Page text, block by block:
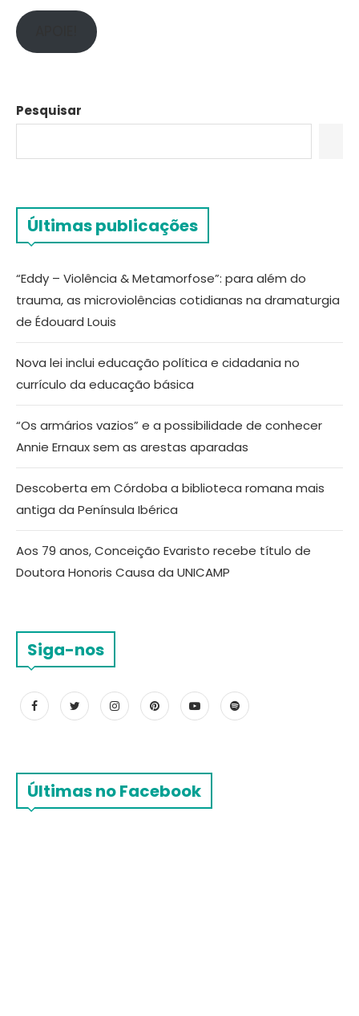
Pesquisar
Últimas publicações
“Eddy – Violência & Metamorfose”: para além do
trauma, as microviolências cotidianas na dramaturgia
de Édouard Louis
Nova lei inclui educação política e cidadania no
currículo da educação básica
“Os armários vazios” e a possibilidade de conhecer
Annie Ernaux sem as arestas aparadas
Descoberta em Córdoba a biblioteca romana mais
antiga da Península Ibérica
Aos 79 anos, Conceição Evaristo recebe título de
Doutora Honoris Causa da UNICAMP
Siga-nos
Últimas no Facebook